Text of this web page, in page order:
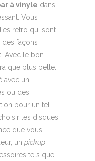
à vinyle dans
Vous
rétro qui sont
des façons
Avec le bon
que plus belle.
avec un
ou des
pour un tel
les disques
que vous
un pickup
tels que